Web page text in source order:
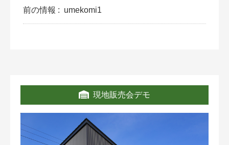
現地販売会デモ
前の情報 : umekomi1